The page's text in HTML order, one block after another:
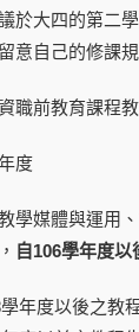
於大四的第二學
意自己的修課規
職前教育課程
度
學媒體與運用
自106學年度
年度以後之教